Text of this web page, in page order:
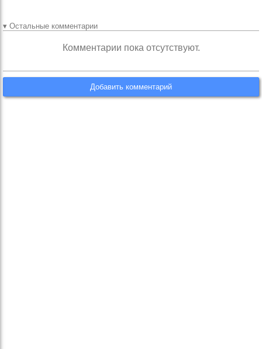
▾ Остальные комментарии
Комментарии пока отсутствуют.
Добавить комментарий